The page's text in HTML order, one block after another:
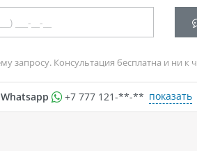
запросу. Консультация бесплатна и ни к
+7 777 121-**-** показать